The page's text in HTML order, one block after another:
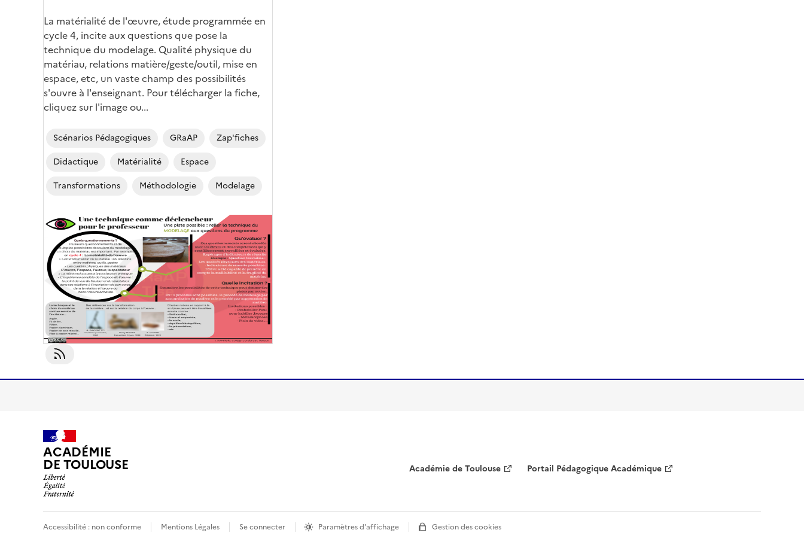
La matérialité de l'œuvre, étude programmée en
cycle 4, incite aux questions que pose la
technique du modelage. Qualité physique du
matériau, relations matière/geste/outil, mise en
espace, etc, un vaste champ des possibilités
s'ouvre à l'enseignant. Pour télécharger la fiche,
cliquez sur l'image ou...
Scénarios Pédagogiques GRaAP
Zap'fiches
Didactique
Matérialité
Espace
Transformations
Méthodologie Modelage
ACADÉMIE
DE TOULOUSE Académie de Toulouse Portail Pédagogique Académique
Accessibilité : non conforme Mentions Légales Se connecter Paramètres d'affichage Gestion des cookies